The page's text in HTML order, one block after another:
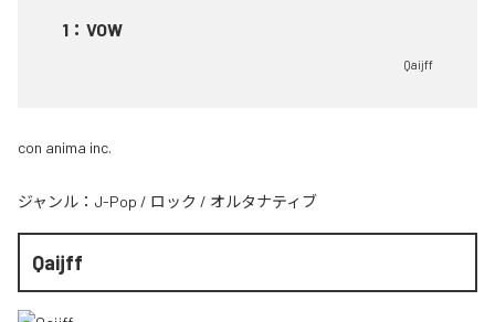
1 ： VOW
Qaijff
con anima inc.
ジャンル： J-Pop / ロック / オルタナティブ
Qaijff